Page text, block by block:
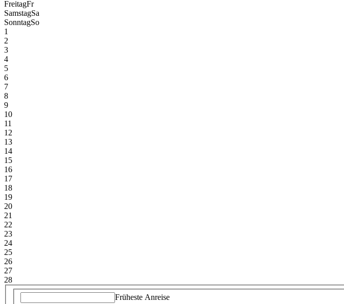
FreitagFr
SamstagSa
SonntagSo
1
2
3
4
5
6
7
8
9
10
11
12
13
14
15
16
17
18
19
20
21
22
23
24
25
26
27
28
Früheste Anreise